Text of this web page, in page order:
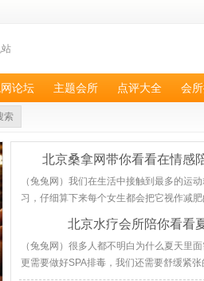
论坛 主题会所 点评大全 会
索
北京桑拿网带你看看在情感
（兔兔网）我们在生活中接触到最多的运
习，仔细算下来每个女生都会把它视作减
北京水疗会所陪你看看
（兔兔网）很多人都不明白为什么夏天里
更需要做好SPA排毒，我们还需要舒缓紧张